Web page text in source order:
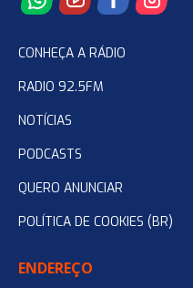
CONHEÇA A RÁDIO
RADIO 92.5FM
NOTÍCIAS
PODCASTS
QUERO ANUNCIAR
POLÍTICA DE COOKIES (BR)
ENDEREÇO